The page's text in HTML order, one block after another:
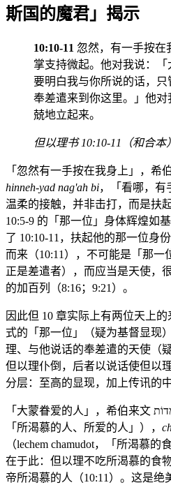
斯国的魔君」揭示
10:10-11 忽然，有一手按在
掌支持微起。他对我说：「
要明白我与你所说的话，
奉差遣来到你这里。」他
兢地立起来。
但以理书 10:10-11（和合本）
hinneh-yad nag'ah bi，「看哪，有
温柔的接触，并非击打，而是扶
10:5-9 的「那一位」身体辉煌如
了 10:10-11，扶起他的那一位身
而来（10:11），不可能是「那
正是差遣者），而应当是天使，
的加百列（8:16；9:21）。
因此但 10 章实际上有两位天上
式的「那一位」（疑为基督显现
理、与他说话的奉差遣的天使（
但以理仆倒，后者以说话使但以
分层：至高的显现，加上传讯的中
「所渴慕的人、所爱的人」），
（lechem chamudot，「所渴慕
在于此：但以理不吃所渴慕的食
帝所渴慕的人（10:11）。这是